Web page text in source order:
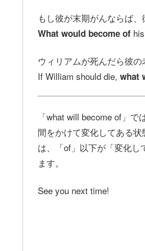
もし彼が末期がんならば
What would become of
ウィリアムが死んだら彼
If William should die, what
「what will become of」
間をかけて変化してある
は、「of」以下が「変化
ます。
See you next time!